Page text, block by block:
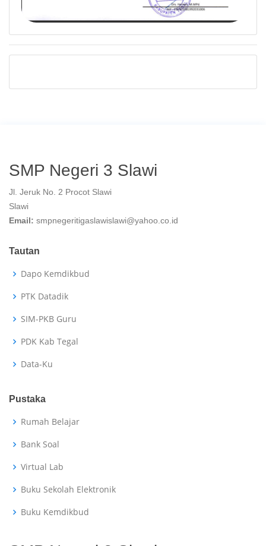
SMP Negeri 3 Slawi
Jl. Jeruk No. 2 Procot Slawi
Slawi
Email: smpnegeritigaslawislawi@yahoo.co.id
Tautan
Dapo Kemdikbud
PTK Datadik
SIM-PKB Guru
PDK Kab Tegal
Data-Ku
Pustaka
Rumah Belajar
Bank Soal
Virtual Lab
Buku Sekolah Elektronik
Buku Kemdikbud